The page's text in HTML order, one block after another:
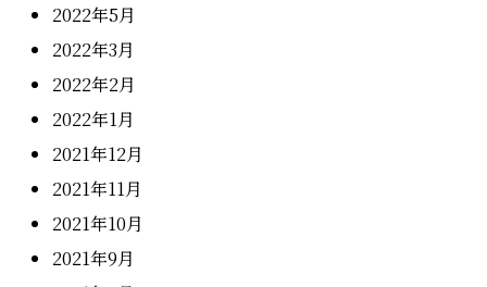
2022年5月
2022年3月
2022年2月
2022年1月
2021年12月
2021年11月
2021年10月
2021年9月